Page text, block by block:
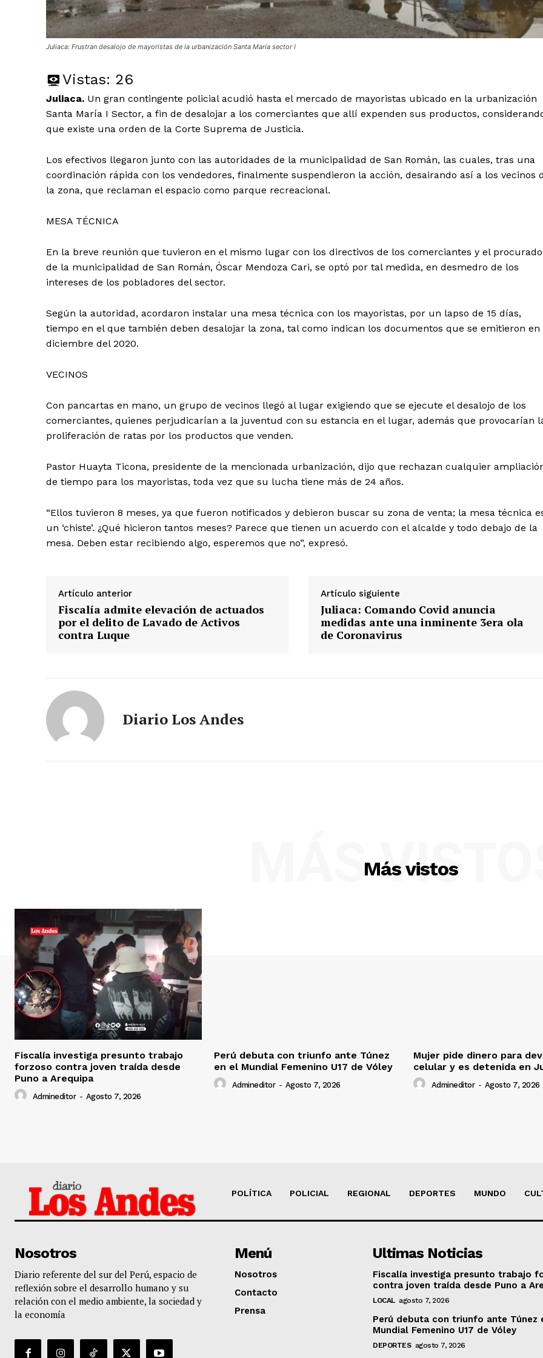
Nosotros
Prensa
Juliaca: Frustran desalojo de mayoristas de la urbanización Santa María sector I
Vistas: 26
Juliaca. Un gran contingente policial acudió hasta el mercado de mayoristas ubicado en la urbanización
Santa María I Sector, a fin de desalojar a los comerciantes que allí expenden sus productos,
que existe una orden de la Corte Suprema de Justicia.
Los efectivos llegaron junto con las autoridades de la municipalidad de San Román, las cuales, tras una
coordinación rápida con los vendedores, finalmente suspendieron la acción, desairando así a los vecinos
la zona, que reclaman el espacio como parque recreacional.
MESA TÉCNICA
En la breve reunión que tuvieron en el mismo lugar con los directivos de los comerciantes y el
de la municipalidad de San Román, Óscar Mendoza Cari, se optó por tal medida, en desmedro de los
intereses de los pobladores del sector.
Según la autoridad, acordaron instalar una mesa técnica con los mayoristas, por un lapso de 15 días,
tiempo en el que también deben desalojar la zona, tal como indican los documentos que se emitieron en
diciembre del 2020.
VECINOS
Con pancartas en mano, un grupo de vecinos llegó al lugar exigiendo que se ejecute el desalojo de los
comerciantes, quienes perjudicarían a la juventud con su estancia en el lugar, además que provocarían
proliferación de ratas por los productos que venden.
Pastor Huayta Ticona, presidente de la mencionada urbanización, dijo que rechazan cualquier
de tiempo para los mayoristas, toda vez que su lucha tiene más de 24 años.
“Ellos tuvieron 8 meses, ya que fueron notificados y debieron buscar su zona de venta; la mesa técnica
un ‘chiste’. ¿Qué hicieron tantos meses? Parece que tienen un acuerdo con el alcalde y todo debajo de la
mesa. Deben estar recibiendo algo, esperemos que no”, expresó.
Artículo anterior
Fiscalía admite elevación de actuados
por el delito de Lavado de Activos
contra Luque
Artículo siguiente
Juliaca: Comando Covid anuncia
medidas ante una inminente 3era ola
de Coronavirus
Diario Los Andes
Más vistos
MÁS VISTOS
Fiscalía investiga presunto trabajo
forzoso contra joven traída desde
Puno a Arequipa
Admineditor - Agosto 7, 2026
Perú debuta con triunfo ante Túnez
en el Mundial Femenino U17 de Vóley
Admineditor - Agosto 7, 2026
Mujer pide dinero para
celular y es detenida en
Admineditor - Agosto 7, 2026
POLÍTICA POLICIAL REGIONAL DEPORTES MUNDO
Nosotros
Diario referente del sur del Perú, espacio de
reflexión sobre el desarrollo humano y su
relación con el medio ambiente, la sociedad y
la economía
Menú
Nosotros
Contacto
Prensa
Ultimas Noticias
Fiscalía investiga presunto trabajo
contra joven traída desde Puno a
LOCAL agosto 7, 2026
Perú debuta con triunfo ante Túnez
Mundial Femenino U17 de Vóley
DEPORTES agosto 7, 2026